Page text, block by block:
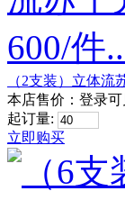
（2支装）立体流
本店售价： 登录可
起订量:
立即购买